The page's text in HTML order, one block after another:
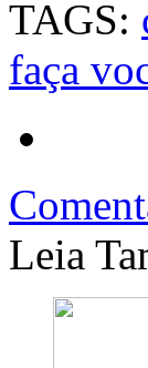
TAGS:
faça
Leia